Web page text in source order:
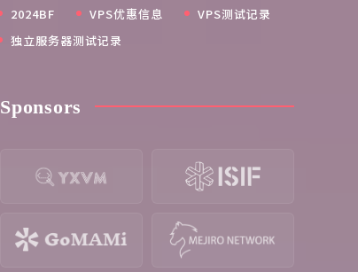
2024BF VPS优惠信息
VPS测试记录
独立服务器测试记录
Sponsors